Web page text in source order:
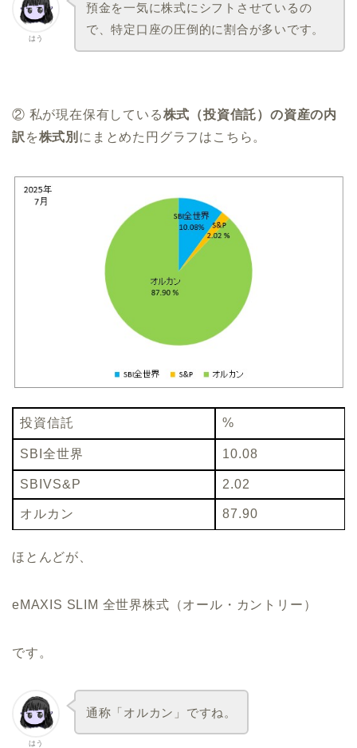
はう
預金を一気に株式にシフトさせているの
で、特定口座の圧倒的に割合が多いです。
② 私が現在保有している株式（投資信託）の資産の内
訳 を株式別 にまとめた円グラフはこちら。
投資信託 %
SBI全世界 10.08
SBIVS&P 2.02
オルカン 87.90
ほとんどが、
eMAXIS SLIM 全世界株式（オール・カントリー）
です。
はう
通称「オルカン」ですね。